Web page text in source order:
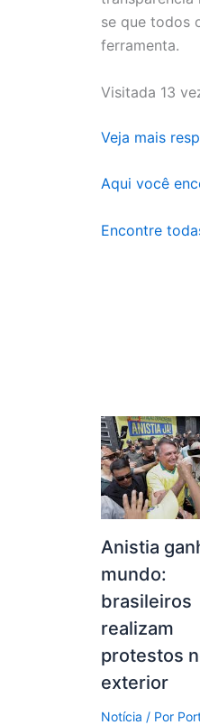
se que todos
ferramenta.
Visitada 13
Veja mais
Aqui você
Encontre
Anistia
mundo:
brasileiros
realizam
protestos
exterior
Notícia / Por